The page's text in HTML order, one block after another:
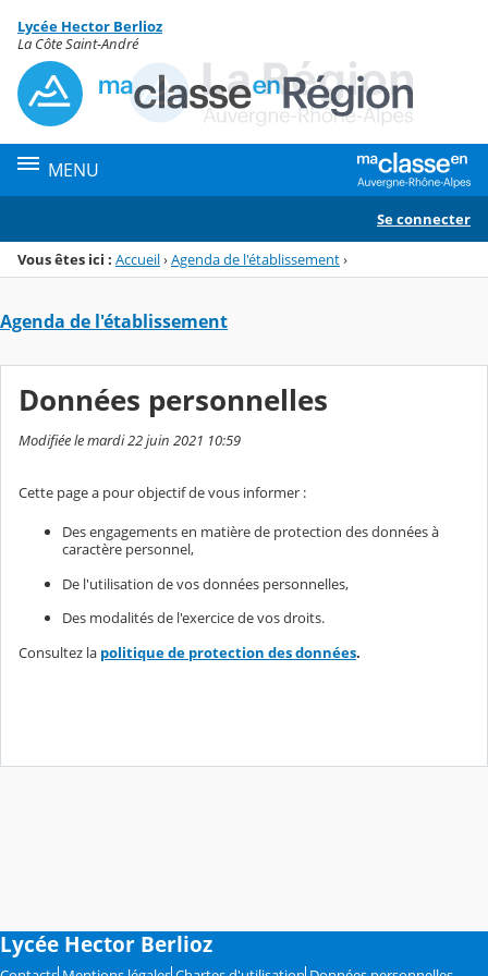
Menu de la rubrique
Contenu
Lycée Hector Berlioz
La Côte Saint-André
MENU
Se connecter
Vous êtes ici : Accueil›Agenda de l'établissement›
Agenda de l'établissement
Données personnelles
Modifiée le mardi 22 juin 2021 10:59
Cette page a pour objectif de vous informer :
Des engagements en matière de protection des données à
caractère personnel,
De l'utilisation de vos données personnelles,
Des modalités de l'exercice de vos droits.
Consultez la politique de protection des données.
Lycée Hector Berlioz